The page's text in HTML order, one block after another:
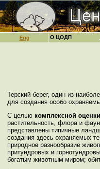
Eng
Терский берег, один из
для создания особо
С целью комплексной
растительность, флора и
представлены типичные
создания здесь охраняемых
природное разнообразие
притундровых и
богатым животным миром;
О ЦОДП